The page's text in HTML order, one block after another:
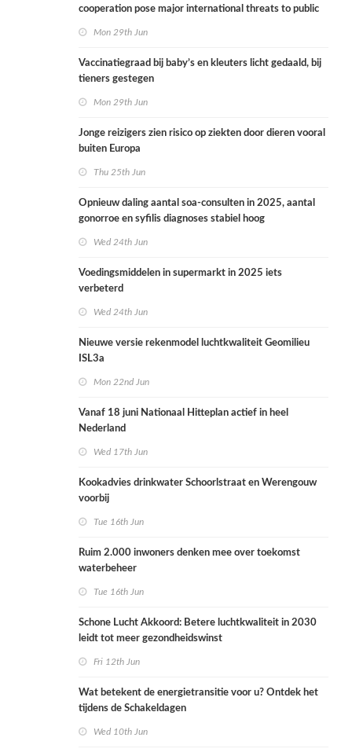
cooperation pose major international threats to public
Mon 29th Jun
Vaccinatiegraad bij baby’s en kleuters licht gedaald, bij
tieners gestegen
Mon 29th Jun
Jonge reizigers zien risico op ziekten door dieren vooral
buiten Europa
Thu 25th Jun
Opnieuw daling aantal soa-consulten in 2025, aantal
gonorroe en syfilis diagnoses stabiel hoog
Wed 24th Jun
Voedingsmiddelen in supermarkt in 2025 iets
verbeterd
Wed 24th Jun
Nieuwe versie rekenmodel luchtkwaliteit Geomilieu
ISL3a
Mon 22nd Jun
Vanaf 18 juni Nationaal Hitteplan actief in heel
Nederland
Wed 17th Jun
Kookadvies drinkwater Schoorlstraat en Werengouw
voorbij
Tue 16th Jun
Ruim 2.000 inwoners denken mee over toekomst
waterbeheer
Tue 16th Jun
Schone Lucht Akkoord: Betere luchtkwaliteit in 2030
leidt tot meer gezondheidswinst
Fri 12th Jun
Wat betekent de energietransitie voor u? Ontdek het
tijdens de Schakeldagen
Wed 10th Jun